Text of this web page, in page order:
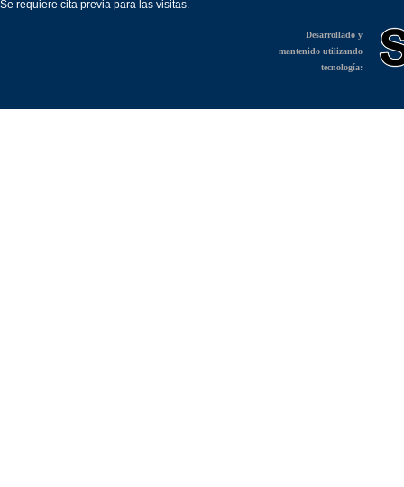
Se requiere cita previa para las visitas.
Desarrollado y
mantenido utilizando
tecnología: